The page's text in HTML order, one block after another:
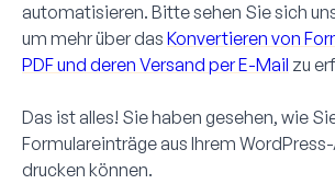
automatisieren. Bitte sehen Sie sich
um mehr über das Konvertieren von
PDF und deren Versand per E-Mail zu
Das ist alles! Sie haben gesehen, wie
Formulareinträge aus Ihrem
drucken können.